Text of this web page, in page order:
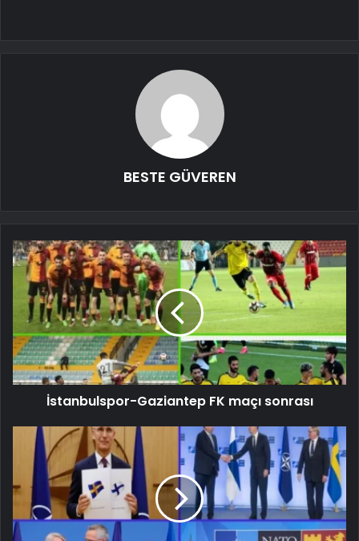
BESTE GÜVEREN
İstanbulspor-Gaziantep FK maçı sonrası